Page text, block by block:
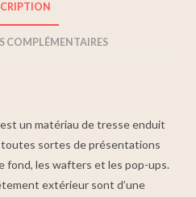
COMPLÉMENTAIRES
un matériau de tresse enduit
sortes de présentations
fond, les wafters et les pop-ups.
extérieur sont d’une